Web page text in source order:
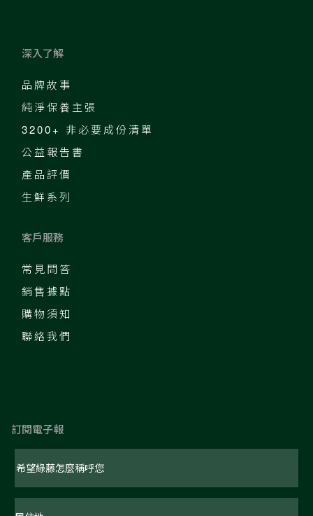
深入了解
品牌故事
純淨保養主張
3200+ 非必要成份清單
公益報告書
產品評價
生鮮系列
客戶服務
常見問答
銷售據點
購物須知
聯絡我們
訂閱電子報